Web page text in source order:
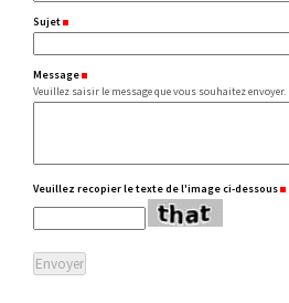
Sujet
Message
Veuillez saisir le message que vous souhaitez envoyer.
Veuillez recopier le texte de l'image ci-dessous